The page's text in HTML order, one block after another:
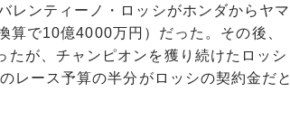
レンティーノ・ロッシがホンダからヤマ
で10億4000万円）だった。その後、
たが、チャンピオンを獲り続けたロッシ
レース予算の半分がロッシの契約金だと